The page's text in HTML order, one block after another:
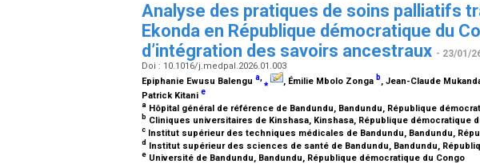
Analyse des pratiques de soins palliatifs
Ekonda en République démocratique du
d’intégration des savoirs ancestraux - 23/01/
Doi : 10.1016/j.medpal.2026.01.003
Epiphanie Ewusu Balengu a,⁎ , Émilie Mbolo Zonga b, Jean-Claude
Patrick Kitani e
a Hôpital général de référence de Bandundu, Bandundu, République
b Cliniques universitaires de Kinshasa, Kinshasa, République démocratique
c Institut supérieur des techniques médicales de Bandundu, Bandundu,
d Institut supérieur des sciences de santé de Bandundu, Bandundu,
e Université de Bandundu, Bandundu, République démocratique du Congo